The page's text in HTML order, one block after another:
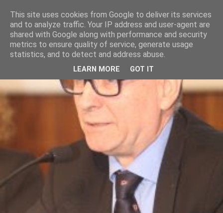
This site uses cookies from Google to deliver its services
and to analyze traffic. Your IP address and user-agent are
shared with Google along with performance and security
metrics to ensure quality of service, generate usage
statistics, and to detect and address abuse.
LEARN MORE GOT IT